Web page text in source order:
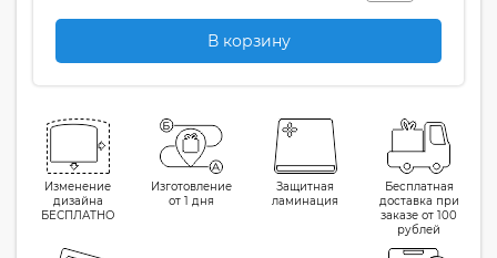
В корзину
Изменение
дизайна
БЕСПЛАТНО
Изготовление
от 1 дня
Защитная
ламинация
Бесплатная
доставка при
заказе от 100
рублей